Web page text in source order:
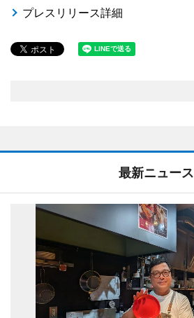
プレスリリース詳細
最新ニュース